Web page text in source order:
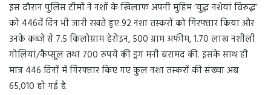
इस दौरान पुलिस टीमों ने नशों के खिलाफ अपनी मुहिम ‘युद्ध नशेयां विरुद्ध’
को 446वें दिन भी जारी रखते हुए 92 नशा तस्करों को गिरफ्तार किया और
उनके कब्जे से 7.5 किलोग्राम हेरोइन, 500 ग्राम अफीम, 1.70 लाख नशीली
गोलियां/कैप्सूल तथा 700 रुपये की ड्रग मनी बरामद की. इसके साथ ही
मात्र 446 दिनों में गिरफ्तार किए गए कुल नशा तस्करों की संख्या अब
65,010 हो गई है.